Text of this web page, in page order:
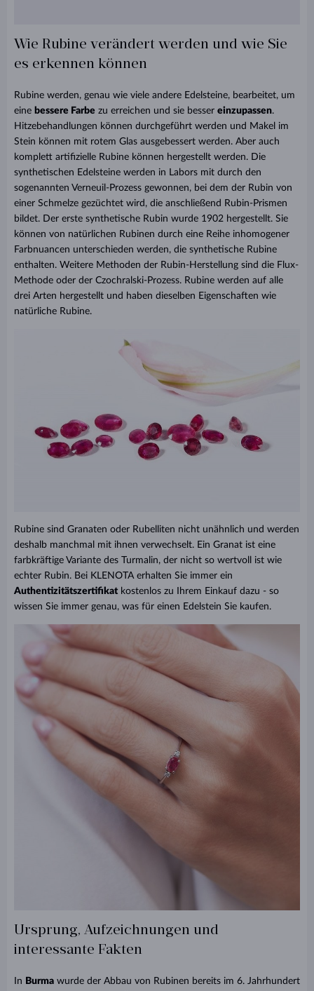
Wie Rubine verändert werden und wie Sie
es erkennen können
Rubine werden, genau wie viele andere Edelsteine, bearbeitet, um
eine bessere Farbe zu erreichen und sie besser einzupassen.
Hitzebehandlungen können durchgeführt werden und Makel im
Stein können mit rotem Glas ausgebessert werden. Aber auch
komplett artifizielle Rubine können hergestellt werden. Die
synthetischen Edelsteine werden in Labors mit durch den
sogenannten Verneuil-Prozess gewonnen, bei dem der Rubin von
einer Schmelze gezüchtet wird, die anschließend Rubin-Prismen
bildet. Der erste synthetische Rubin wurde 1902 hergestellt. Sie
können von natürlichen Rubinen durch eine Reihe inhomogener
Farbnuancen unterschieden werden, die synthetische Rubine
enthalten. Weitere Methoden der Rubin-Herstellung sind die Flux-
Methode oder der Czochralski-Prozess. Rubine werden auf alle
drei Arten hergestellt und haben dieselben Eigenschaften wie
natürliche Rubine.
Rubine sind Granaten oder Rubelliten nicht unähnlich und werden
deshalb manchmal mit ihnen verwechselt. Ein Granat ist eine
farbkräftige Variante des Turmalin, der nicht so wertvoll ist wie
echter Rubin. Bei KLENOTA erhalten Sie immer ein
Authentizitätszertifikat kostenlos zu Ihrem Einkauf dazu - so
wissen Sie immer genau, was für einen Edelstein Sie kaufen.
Ursprung, Aufzeichnungen und
interessante Fakten
In Burma wurde der Abbau von Rubinen bereits im 6. Jahrhundert